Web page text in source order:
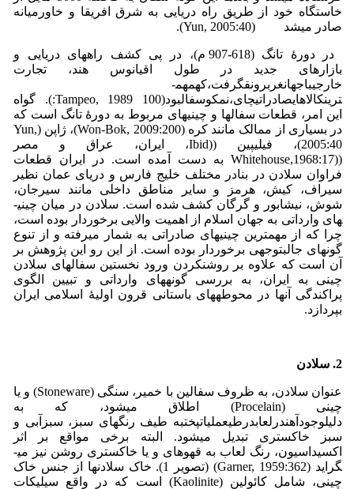
خاستگاه خود از طریق راه دریایی به شرق افریقا و خاورمیانه
صادر می­شد (Yun, 2005:40).
در دورۀ تانگ (618-907 م)، در پی کشف راه­های دریایی و
بازارهای جدید در طول اقیانوس هند، تجارت
خارجیباجهانغربرونقگرفت،کهمهم­
ترینکالاهایصادراتیچای،نمکوسفالبود(100 Tampeo, 1989:). گواه
این امر، قطعات سفال­ها و چینی­های مربوط به دورۀ تانگ است که
در بسیاری از ممالک مانند کره (Won-Bok, 2009:200)، ژاپن (Yun,
2005:40)، فیلیپین (­(Ibid، ایران، عراق و مصر
((Whitehouse,1968:17 به دست آمده است. در ایران قطعات
فراوان سلادن در بنادر مختلف خلیج­ فارس و دریای عمان نظیر
سیراف، کیش، هرمز و سایر مناطق داخلی مانند سیرجان،
شوش، نیشابور و گرگان کشف شده است. سلادن در میان چینی­
های وارداتی به جهان اسلام از اهمیت والایی برخوردار بوده است،
چرا که از مهم­ترین چینی­های صادراتی به شمار می­رفته و از تنوع
گونه­ای جالب­توجهی برخوردار بوده است. از این رو این پژوهش بر
آن است که علاوه بر روشن­کردن ورود نخستین سفال­های سلادن
چینی به ایران، به بررسی گونه­های وارداتی و تبیین الگوی
پراکندگی آنها در محوطه­های باستانی قرون اولیۀ اسلامی ایران
بپردازد.
2. سلادن
عنوان سلادن، به ظروف سفالین با خمیر، سنگی (Stoneware) و یا
چینی (Procelain) اطلاق می­شود، که به
دلیلوجودآهندرلعابدرطیعملیاتپختبه طیف رنگ­های سبز، سبزآبی و
سبز خاکستری تبدیل می­شود. البته برخی مواقع بر اثر
اکسیداسیون، رنگ لعاب به قهوه­ای و یا خاکستری روشن نیز می­
گراید (Garner, 1959:362) (تصویر 1). خاک سلادن­ها از جنس خاک
چینی، شامل کائولین (Kaolinite) است که در واقع سیلیکات